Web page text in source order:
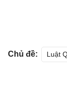
Chủ đề: Luật